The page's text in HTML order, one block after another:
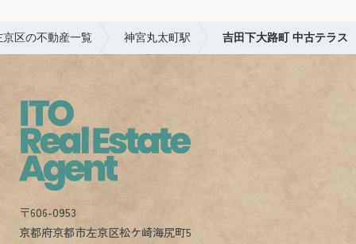
京区の不動産一覧 神宮丸太町駅 吉田下大路町 中古テラス
〒606-0953
京都府京都市左京区松ケ崎海尻町5